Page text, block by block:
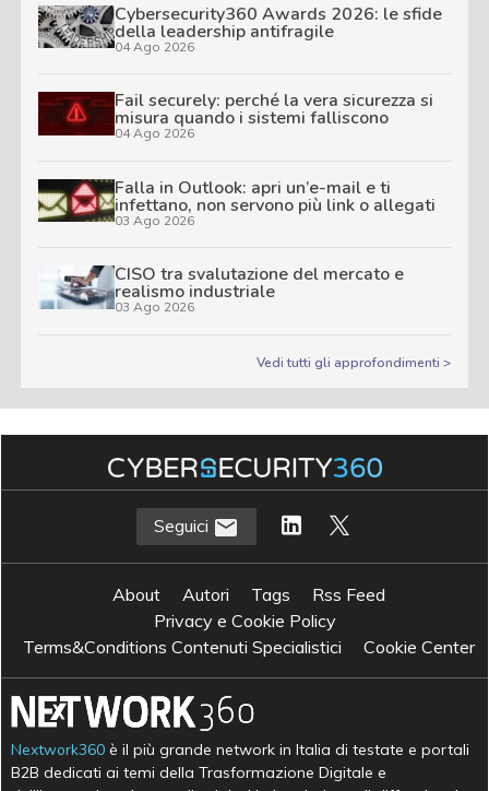
Cybersecurity360 Awards 2026: le sfide
della leadership antifragile
04 Ago 2026
Fail securely: perché la vera sicurezza si
misura quando i sistemi falliscono
04 Ago 2026
Falla in Outlook: apri un’e-mail e ti
infettano, non servono più link o allegati
03 Ago 2026
CISO tra svalutazione del mercato e
realismo industriale
03 Ago 2026
Vedi tutti gli approfondimenti >
Seguici
About Autori Tags
Rss Feed
Privacy e Cookie Policy
Terms&Conditions Contenuti Specialistici
Cookie Center
Nextwork360 è il più grande network in Italia di testate e portali
B2B dedicati ai temi della Trasformazione Digitale e